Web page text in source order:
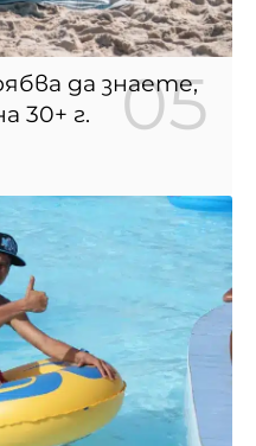
да знаете,
30+ г.